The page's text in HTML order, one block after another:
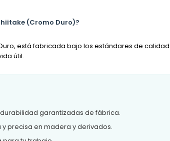
(Cromo Duro)?
está fabricada bajo los estándares de
útil.
garantizadas de fábrica.
precisa en madera y derivados.